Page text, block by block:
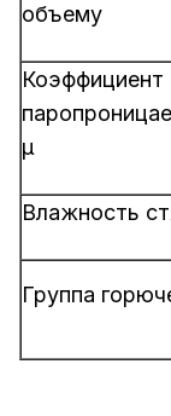
объему
Коэффициент
µ
Влажность
Группа